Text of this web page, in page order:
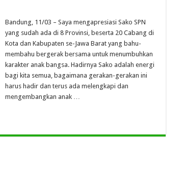
Bandung, 11/03 – Saya mengapresiasi Sako SPN
yang sudah ada di 8 Provinsi, beserta 20 Cabang di
Kota dan Kabupaten se-Jawa Barat yang bahu-
membahu bergerak bersama untuk menumbuhkan
karakter anak bangsa. Hadirnya Sako adalah energi
bagi kita semua, bagaimana gerakan-gerakan ini
harus hadir dan terus ada melengkapi dan
mengembangkan anak …